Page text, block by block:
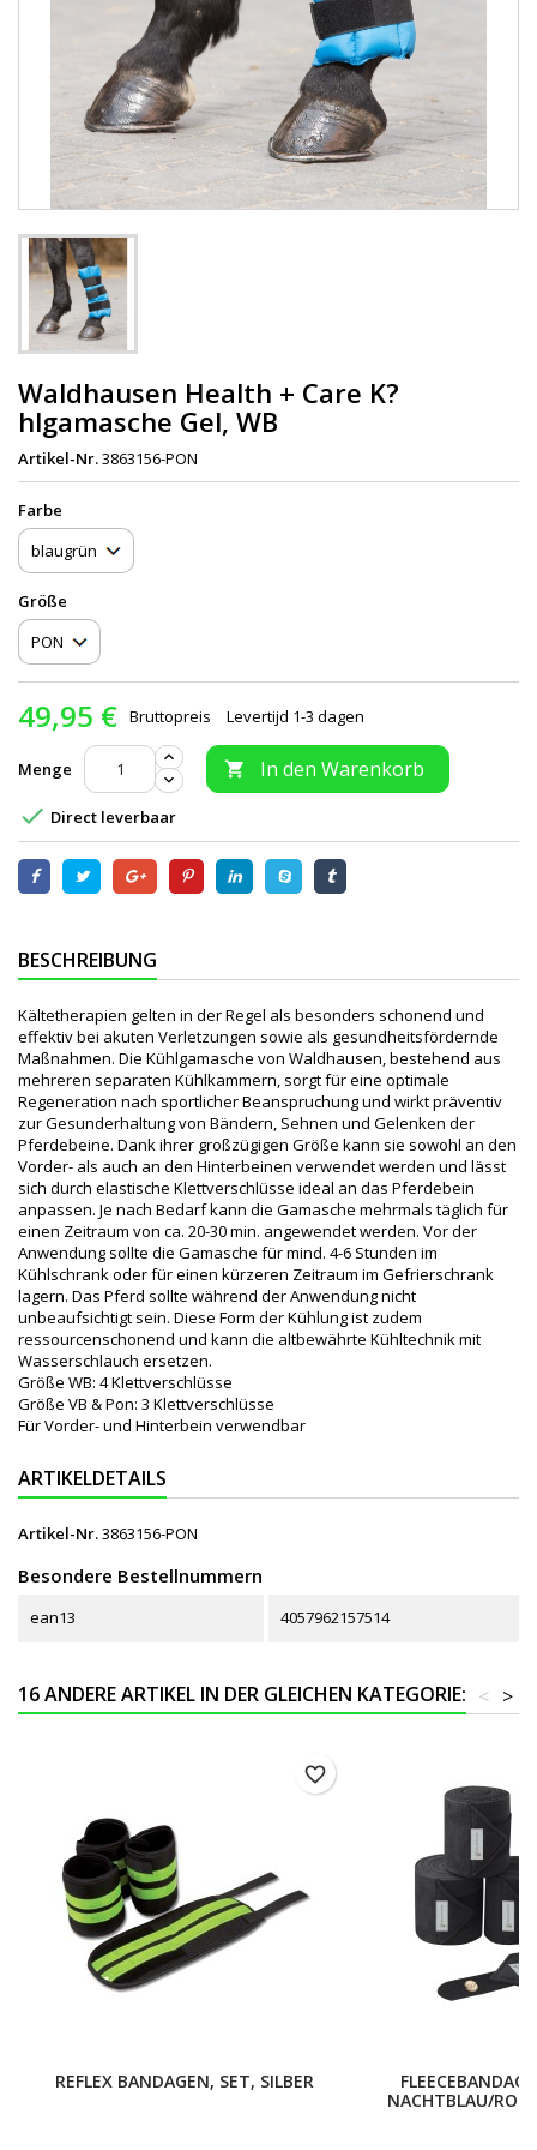
Waldhausen Health + Care K?
hlgamasche Gel, WB
Artikel-Nr.3863156-PON
Farbe
Größe
49,95 € Bruttopreis Levertijd 1-3 dagen
Menge  In den Warenkorb
 Direct leverbaar
BESCHREIBUNG
Kältetherapien gelten in der Regel als besonders schonend und
effektiv bei akuten Verletzungen sowie als gesundheitsfördernde
Maßnahmen. Die Kühlgamasche von Waldhausen, bestehend aus
mehreren separaten Kühlkammern, sorgt für eine optimale
Regeneration nach sportlicher Beanspruchung und wirkt präventiv
zur Gesunderhaltung von Bändern, Sehnen und Gelenken der
Pferdebeine. Dank ihrer großzügigen Größe kann sie sowohl an den
Vorder- als auch an den Hinterbeinen verwendet werden und lässt
sich durch elastische Klettverschlüsse ideal an das Pferdebein
anpassen. Je nach Bedarf kann die Gamasche mehrmals täglich für
einen Zeitraum von ca. 20-30 min. angewendet werden. Vor der
Anwendung sollte die Gamasche für mind. 4-6 Stunden im
Kühlschrank oder für einen kürzeren Zeitraum im Gefrierschrank
lagern. Das Pferd sollte während der Anwendung nicht
unbeaufsichtigt sein. Diese Form der Kühlung ist zudem
ressourcenschonend und kann die altbewährte Kühltechnik mit
Wasserschlauch ersetzen.
Größe WB: 4 Klettverschlüsse
Größe VB & Pon: 3 Klettverschlüsse
Für Vorder- und Hinterbein verwendbar
ARTIKELDETAILS
Artikel-Nr.3863156-PON
Besondere Bestellnummern
ean13 4057962157514
16 ANDERE ARTIKEL IN DER GLEICHEN KATEGORIE: >
<
REFLEX BANDAGEN, SET, SILBER
favorite_border
NACHTBLAU/